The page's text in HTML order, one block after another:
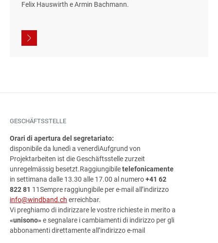
Felix Hauswirth e Armin Bachmann.
GESCHÄFTSSTELLE
Orari di apertura del segretariato:
disponibile da lunedì a venerdìAufgrund von
Projektarbeiten ist die Geschäftsstelle zurzeit
unregelmässig besetzt.Raggiungibiletelefonicamente
in settimana dalle 13.30 alle 17.00 al numero+41 62
822 81 11Sempre raggiungibile per e-mail all’indirizzo
info@windband.ch erreichbar.
Vi preghiamo di indirizzare le vostre richieste in merito a
«unisono»e segnalare i cambiamenti di indirizzo per gli
abbonamenti direttamente all’indirizzo e-mail